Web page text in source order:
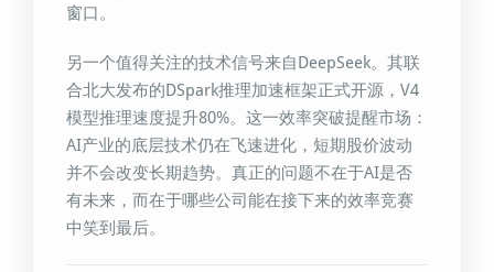
窗口。
另一个值得关注的技术信号来自DeepSeek。其联
合北大发布的DSpark推理加速框架正式开源，V4
模型推理速度提升80%。这一效率突破提醒市场：
AI产业的底层技术仍在飞速进化，短期股价波动
并不会改变长期趋势。真正的问题不在于AI是否
有未来，而在于哪些公司能在接下来的效率竞赛
中笑到最后。